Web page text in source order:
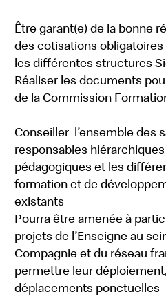
Être garant(e) de la bonne
des cotisations
les différentes structures
Réaliser les documents
de la Commission
Conseiller l’ensemble des
responsables
pédagogiques et les
formation et de
existants
Pourra être amenée à
projets de l’Enseigne au
Compagnie et du réseau
permettre leur
déplacements ponctuelles